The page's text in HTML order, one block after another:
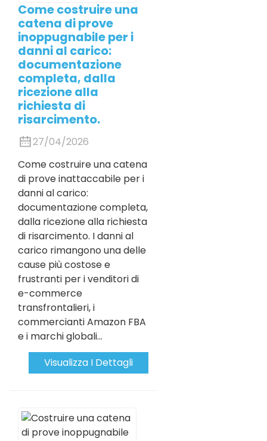
Come costruire una
catena di prove
inoppugnabile per i
danni al carico:
documentazione
completa, dalla
ricezione alla
richiesta di
risarcimento.
27/04/2026
Come costruire una catena
di prove inattaccabile per i
danni al carico:
documentazione completa,
dalla ricezione alla richiesta
di risarcimento. I danni al
carico rimangono una delle
cause più costose e
frustranti per i venditori di
e-commerce
transfrontalieri, i
commercianti Amazon FBA
e i marchi globali...
Visualizza I Dettagli